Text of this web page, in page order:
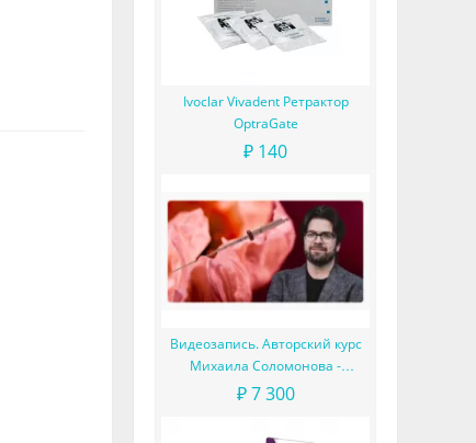
Ivoclar Vivadent Ретрактор
OptraGate
₽ 140
Видеозапись. Авторский курс
Михаила Соломонова -
Сложные случаи в эндодонтии
₽ 7 300